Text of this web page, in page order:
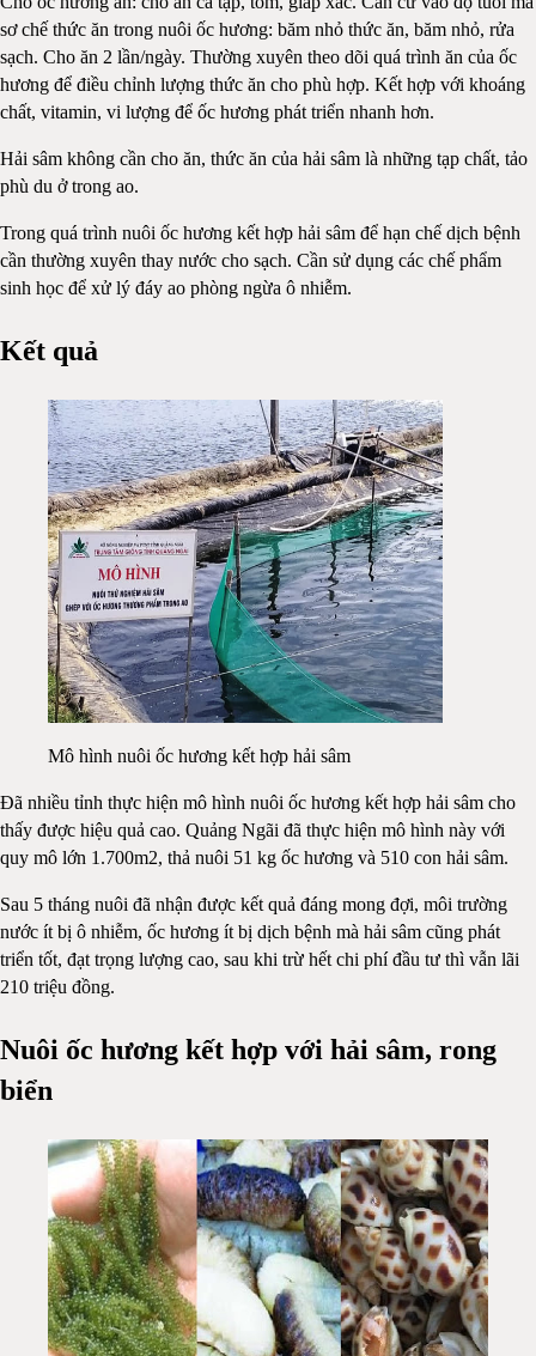
sơ chế thức ăn trong nuôi ốc hương: băm nhỏ thức ăn, băm nhỏ, rửa
sạch. Cho ăn 2 lần/ngày. Thường xuyên theo dõi quá trình ăn của ốc
hương để điều chỉnh lượng thức ăn cho phù hợp. Kết hợp với khoáng
chất, vitamin, vi lượng để ốc hương phát triển nhanh hơn.
Hải sâm không cần cho ăn, thức ăn của hải sâm là những tạp chất, tảo
phù du ở trong ao.
Trong quá trình nuôi ốc hương kết hợp hải sâm để hạn chế dịch bệnh
cần thường xuyên thay nước cho sạch. Cần sử dụng các chế phẩm
sinh học để xử lý đáy ao phòng ngừa ô nhiễm.
Kết quả
Mô hình nuôi ốc hương kết hợp hải sâm
Đã nhiều tỉnh thực hiện mô hình nuôi ốc hương kết hợp hải sâm cho
thấy được hiệu quả cao. Quảng Ngãi đã thực hiện mô hình này với
quy mô lớn 1.700m2, thả nuôi 51 kg ốc hương và 510 con hải sâm.
Sau 5 tháng nuôi đã nhận được kết quả đáng mong đợi, môi trường
nước ít bị ô nhiễm, ốc hương ít bị dịch bệnh mà hải sâm cũng phát
triển tốt, đạt trọng lượng cao, sau khi trừ hết chi phí đầu tư thì vẫn lãi
210 triệu đồng.
Nuôi ốc hương kết hợp với hải sâm, rong
biển